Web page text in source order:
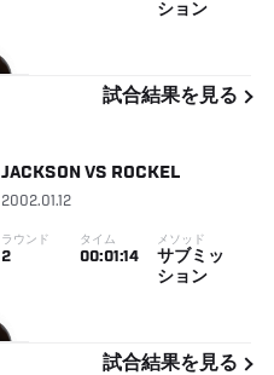
ション
試合結果を見る
JACKSON VS ROCKEL
2002.01.12
ラウンド
2
タイム
00:01:14
メソッド
サブミッ
ション
試合結果を見る